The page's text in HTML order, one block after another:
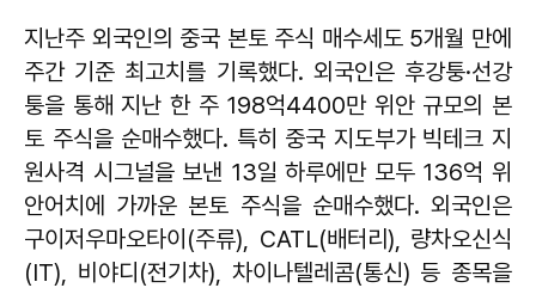
지난주 외국인의 중국 본토 주식 매수세도 5개월 만에
주간 기준 최고치를 기록했다. 외국인은 후강퉁·선강
퉁을 통해 지난 한 주 198억4400만 위안 규모의 본
토 주식을 순매수했다. 특히 중국 지도부가 빅테크 지
원사격 시그널을 보낸 13일 하루에만 모두 136억 위
안어치에 가까운 본토 주식을 순매수했다. 외국인은
구이저우마오타이(주류), CATL(배터리), 량차오신식
(IT), 비야디(전기차), 차이나텔레콤(통신) 등 종목을